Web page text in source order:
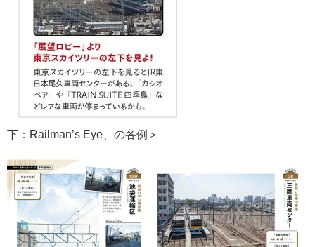
下：Railman’s Eye、の各例＞